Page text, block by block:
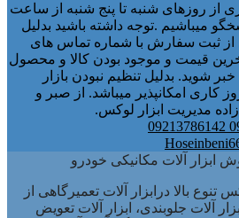
از 5 تا 7 روز کاری از روزهای شنبه تا پنج شنبه از ساعت
۷عصر پاسخگو میباشیم .توجه داشته باشید بدلیل
از ثبت سفارش با شماره تماس های
قیمت و موجود بودن کالا و محصول
شوید. بدلیل تنظیم نبودن بازار
محصولات از 5 تا 7روز کاری امکانپذیر میباشد. از صبر و
مدیریت ابزار لوکس.
ابزار آلات مکانیکی خودرو
تنوع بالا درابزار آلات تعمیرگاهی از
آلات جلوبندی، ابزار آلات تعویض